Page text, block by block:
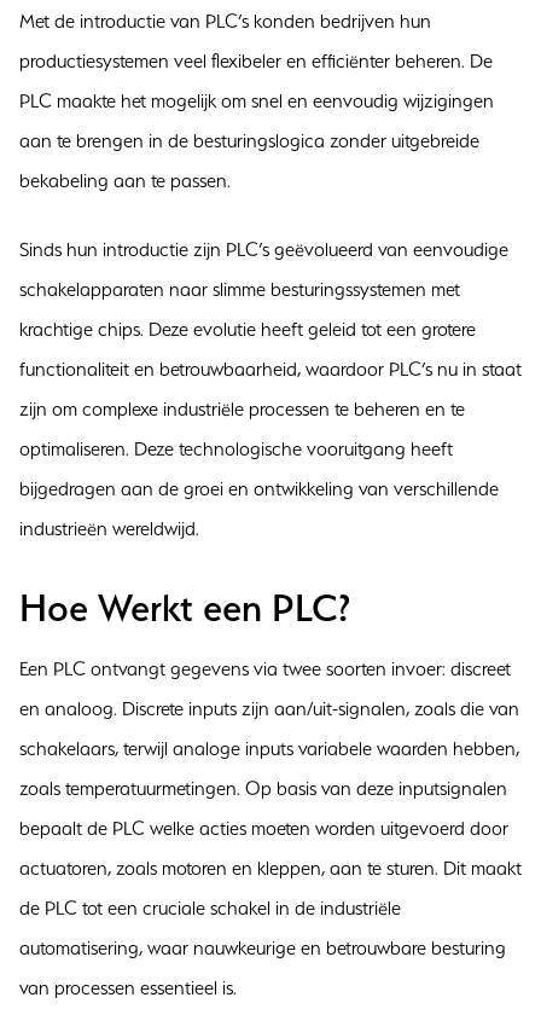
Met de introductie van PLC’s konden bedrijven hun
productiesystemen veel flexibeler en efficiënter beheren. De
PLC maakte het mogelijk om snel en eenvoudig wijzigingen
aan te brengen in de besturingslogica zonder uitgebreide
bekabeling aan te passen.
Sinds hun introductie zijn PLC’s geëvolueerd van eenvoudige
schakelapparaten naar slimme besturingssystemen met
krachtige chips. Deze evolutie heeft geleid tot een grotere
functionaliteit en betrouwbaarheid, waardoor PLC’s nu in staat
zijn om complexe industriële processen te beheren en te
optimaliseren. Deze technologische vooruitgang heeft
bijgedragen aan de groei en ontwikkeling van verschillende
industrieën wereldwijd.
Hoe Werkt een PLC?
Een PLC ontvangt gegevens via twee soorten invoer: discreet
en analoog. Discrete inputs zijn aan/uit-signalen, zoals die van
schakelaars, terwijl analoge inputs variabele waarden hebben,
zoals temperatuurmetingen. Op basis van deze inputsignalen
bepaalt de PLC welke acties moeten worden uitgevoerd door
actuatoren, zoals motoren en kleppen, aan te sturen. Dit maakt
de PLC tot een cruciale schakel in de industriële
automatisering, waar nauwkeurige en betrouwbare besturing
van processen essentieel is.